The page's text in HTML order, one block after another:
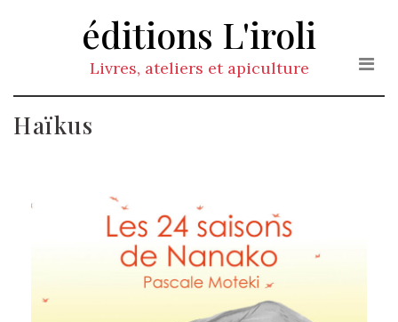
éditions L'iroli
Livres, ateliers et apiculture
Haïkus